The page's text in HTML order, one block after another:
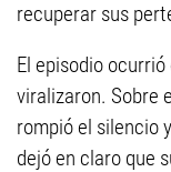
recuperar sus
El episodio
viralizaron. Sobre
rompió el silencio
dejó en claro que